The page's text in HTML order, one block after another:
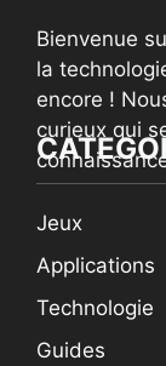
Bienvenue
la
encore !
curieux qui
Jeux
Applications
Technologie
Guides